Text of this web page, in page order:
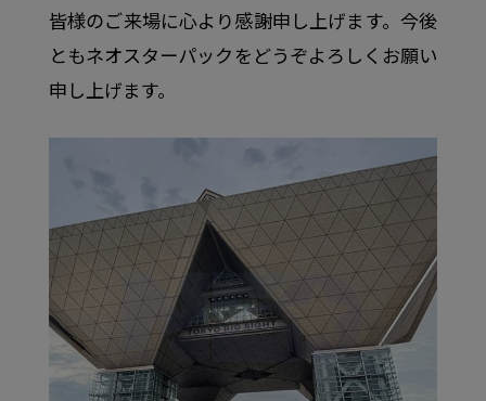
皆様のご来場に心より感謝申し上げます。今後
ともネオスターパックをどうぞよろしくお願い
申し上げます。